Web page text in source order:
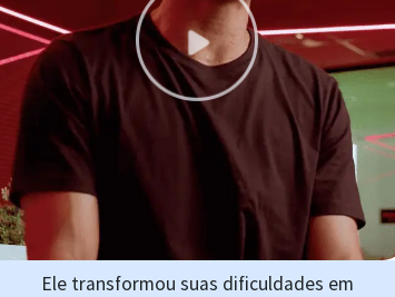
Ele transformou suas dificuldades em